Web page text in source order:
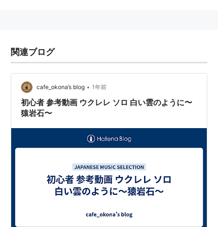
関連ブログ
cafe_okona’s blog • 1年前
初心者 参考動画 ウクレレ ソロ 白い雲のように〜
猿岩石〜